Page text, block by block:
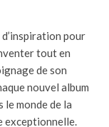
pour
tout en
de son
nouvel album
le monde de la
exceptionnelle.